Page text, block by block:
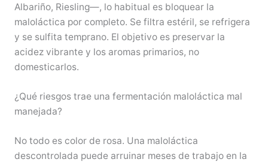
Albariño, Riesling—, lo habitual es bloquear la
maloláctica por completo. Se filtra estéril, se refrigera
y se sulfita temprano. El objetivo es preservar la
acidez vibrante y los aromas primarios, no
domesticarlos.
¿Qué riesgos trae una fermentación maloláctica mal
manejada?
No todo es color de rosa. Una maloláctica
descontrolada puede arruinar meses de trabajo en la